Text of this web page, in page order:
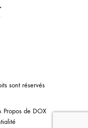
sont réservés
Propos de DOX